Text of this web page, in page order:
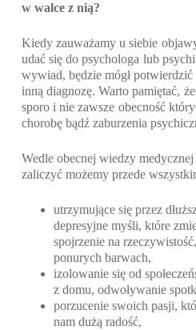
w walce z nią?
Kiedy zauważamy u siebie
udać się do psychologa lub
wywiad, będzie mógł
inną diagnozę. Warto pamiętać,
sporo i nie zawsze obecność
chorobę bądź zaburzenia
Wedle obecnej wiedzy
zaliczyć możemy przede
utrzymujące się przez
depresyjne myśli, które
spojrzenie na
ponurych barwach,
izolowanie się od
z domu, odwoływanie
porzucenie swoich pasji,
nam dużą radość,